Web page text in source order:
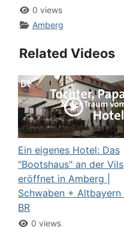
0 views
Amberg
Related Videos
Ein eigenes Hotel: Das
"Bootshaus" an der Vils
eröffnet in Amberg |
Schwaben + Altbayern |
BR
0 views